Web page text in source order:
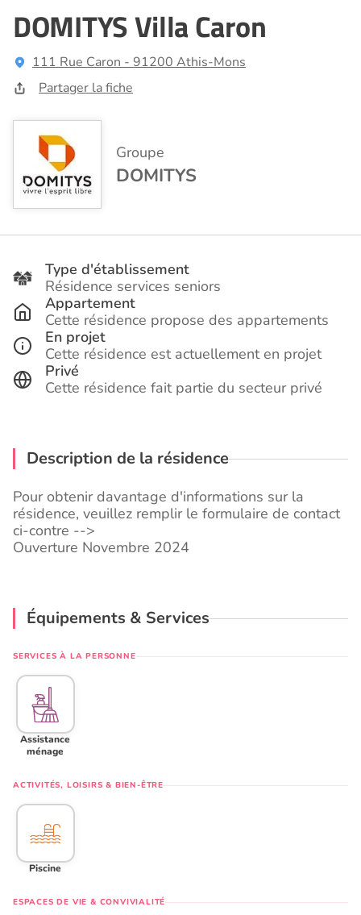
DOMITYS Villa Caron
111 Rue Caron - 91200 Athis-Mons
Partager la fiche
Groupe
DOMITYS
Type d'établissement
Résidence services seniors
Appartement
Cette résidence propose des appartements
En projet
Cette résidence est actuellement en projet
Privé
Cette résidence fait partie du secteur privé
Description de la résidence
Pour obtenir davantage d'informations sur la
résidence, veuillez remplir le formulaire de contact
ci-contre -->
Ouverture Novembre 2024
Équipements & Services
SERVICES À LA PERSONNE
Assistance
ménage
ACTIVITÉS, LOISIRS & BIEN-ÊTRE
Piscine
ESPACES DE VIE & CONVIVIALITÉ